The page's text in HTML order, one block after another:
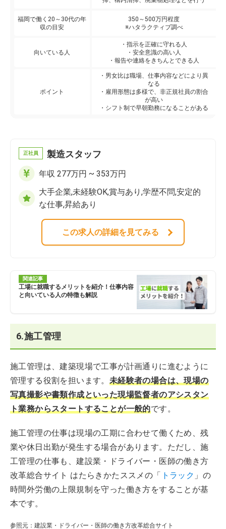
福岡で働く20～30代の年
収の目安
350～500万円程度
※ハタラクティブ調べ
向いている人
・指示を正確に守れる人
・安全意識の高い人
・報告や連絡をきちんとできる人
ポイント
・男女比は職場、仕事内容などにより異
なる
・雇用形態は多様で、非正規社員の割合
が高い
・シフト制で早朝勤務になることがある
正社員 製造スタッフ
年収 277万円 ~ 353万円
大手企業,未経験OK,賞与あり,学歴不問,安定的
な仕事,昇給あり
この求人の詳細を見てみる
関連記事
工場に就職するメリットを紹介！仕事内容
と向いている人の特徴も解説
6.施工管理
施工管理は、建築現場で工事が計画通りに進むように
管理する役割を担います。 未経験者の場合は、現場の
写真撮影や書類作成といった現場監督者のアシスタン
ト業務からスタートすることが一般的です。
施工管理の仕事は現場の工期に合わせて働くため、残
業や休日出勤が発生する場合があります。ただし、施
工管理の仕事も、建設業・ドライバー・医師の働き方
改革総合サイト はたらきかたススメの「 トラック 」の
時間外労働の上限規制を守った働き方をすることが基
本です。
参照元：建設業・ドライバー・医師の働き方改革総合サイト